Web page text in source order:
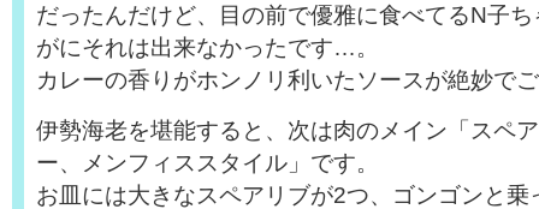
だったんだけど、目の前で優雅に食べてるN子
がにそれは出来なかったです…。
カレーの香りがホンノリ利いたソースが絶妙で
伊勢海老を堪能すると、次は肉のメイン「スペ
ー、メンフィススタイル」です。
お皿には大きなスペアリブが2つ、ゴンゴンと乗